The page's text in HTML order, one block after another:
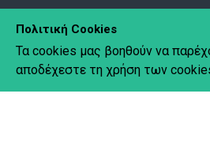
Copyright © 2020 Pyramida. All
Πολιτική Cookies
Τα cookies μας βοηθούν να
αποδέχεστε τη χρήση των